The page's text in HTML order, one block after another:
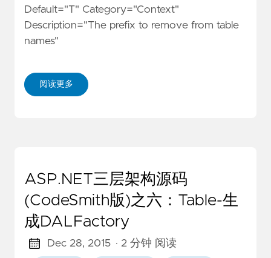
Default="T" Category="Context"
Description="The prefix to remove from table
names"
阅读更多
ASP.NET三层架构源码
(CodeSmith版)之六：Table-生
成DALFactory
Dec 28, 2015 · 2 分钟 阅读